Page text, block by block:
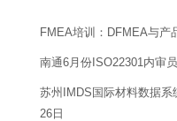
FMEA培训：DFMEA与产
南通6月份ISO22301内审
苏州IMDS国际材料数据系
26日